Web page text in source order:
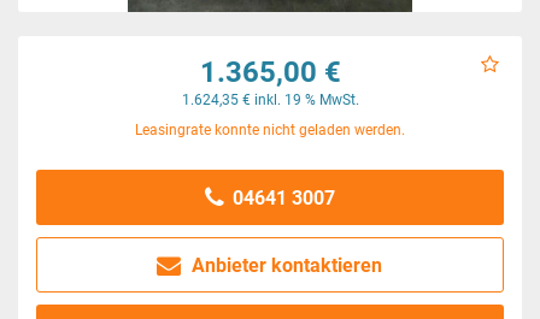
1.365,00 €
1.624,35 € inkl. 19 % MwSt.
Leasingrate konnte nicht geladen werden.
04641 3007
Anbieter kontaktieren